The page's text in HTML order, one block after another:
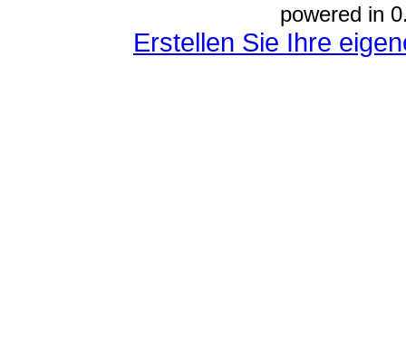
powered in
Erstellen Sie Ihre